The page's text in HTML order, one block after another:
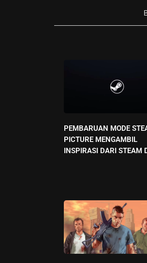
PEMBARUAN MODE
PICTURE MENGAMBIL
INSPIRASI DARI STEAM